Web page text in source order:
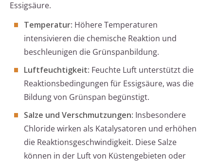
Essigsäure.
Temperatur: Höhere Temperaturen
intensivieren die chemische Reaktion und
beschleunigen die Grünspanbildung.
Luftfeuchtigkeit: Feuchte Luft unterstützt die
Reaktionsbedingungen für Essigsäure, was die
Bildung von Grünspan begünstigt.
Salze und Verschmutzungen: Insbesondere
Chloride wirken als Katalysatoren und erhöhen
die Reaktionsgeschwindigkeit. Diese Salze
können in der Luft von Küstengebieten oder